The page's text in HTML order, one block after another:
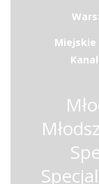
Miejskie